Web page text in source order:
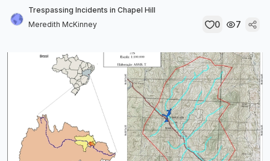
Trespassing Incidents in Chapel Hill
Meredith McKinney
0 7